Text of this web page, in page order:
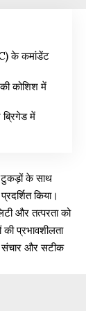
के कमांडेंट
कोशिश में
में
टुकड़ों के साथ
किया।
और तत्परता को
प्रभावशीलता
संचार और सटीक